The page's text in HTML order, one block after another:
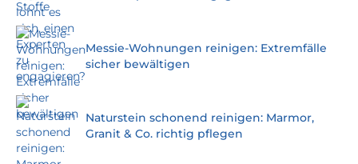
Messie-Wohnungen reinigen: Extremfälle
sicher bewältigen
Naturstein schonend reinigen: Marmor,
Granit & Co. richtig pflegen